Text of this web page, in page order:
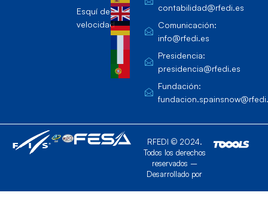
Esquí de
velocidad
contabilidad@rfedi.es
Comunicación:
info@rfedi.es
Presidencia:
presidencia@rfedi.es
Fundación:
RFEDI © 2024.
Todos los derechos
reservados –
Desarrollado por